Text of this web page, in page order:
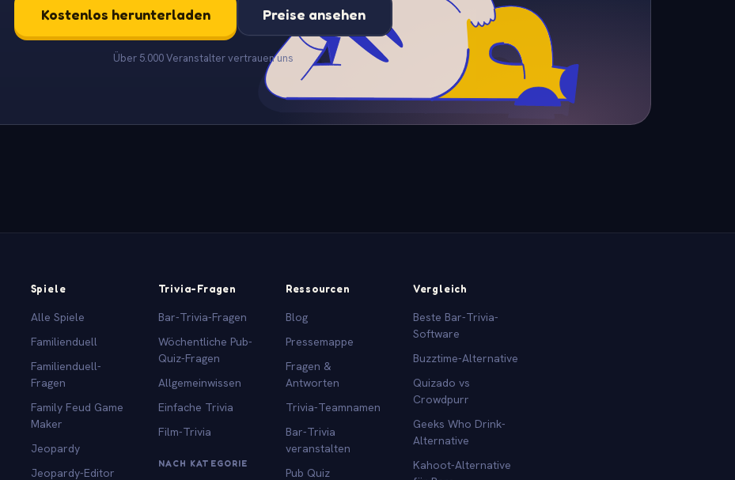
Kostenlos herunterladen Preise ansehen
Über 5.000 Veranstalter vertrauen uns
Spiele
Alle Spiele
Familienduell
Familienduell-
Fragen
Family Feud Game
Maker
Jeopardy
Jeopardy-Editor
Trivia-Fragen
Bar-Trivia-Fragen
Wöchentliche Pub-
Quiz-Fragen
Allgemeinwissen
Einfache Trivia
Film-Trivia
NACH KATEGORIE
Ressourcen
Blog
Pressemappe
Fragen &
Antworten
Trivia-Teamnamen
Bar-Trivia
veranstalten
Pub Quiz
Vergleich
Beste Bar-Trivia-
Software
Buzztime-Alternative
Quizado vs
Crowdpurr
Geeks Who Drink-
Alternative
Kahoot-Alternative